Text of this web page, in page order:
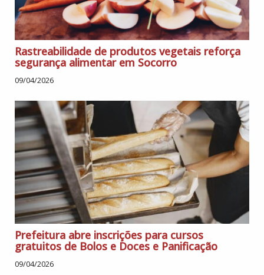
Rastreabilidade de produtos vegetais reforça
segurança alimentar em Socorro
09/04/2026
Prefeitura abre inscrições para cursos
gratuitos de Bolos e Doces e Panificação
09/04/2026